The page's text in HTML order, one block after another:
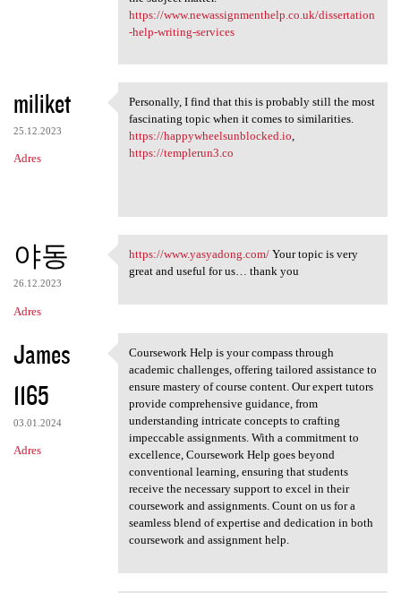
https://www.newassignmenthelp.co.uk/dissertation
-help-writing-services
miliket
25.12.2023
Adres
Personally, I find that this
Personally, I find that this is probably still the most
fascinating topic when it comes to similarities.
https://happywheelsunblocked.io,
https://templerun3.co
야동
26.12.2023
Adres
https://www.yasyadong.com/
https://www.yasyadong.com/Your topic is very
great and useful for us… thank you
James
1165
03.01.2024
Adres
Coursework Help is your
Coursework Help is your compass through
academic challenges, offering tailored assistance to
ensure mastery of course content. Our expert tutors
provide comprehensive guidance, from
understanding intricate concepts to crafting
impeccable assignments. With a commitment to
excellence, Coursework Help goes beyond
conventional learning, ensuring that students
receive the necessary support to excel in their
coursework and assignments. Count on us for a
seamless blend of expertise and dedication in both
coursework and assignment help.